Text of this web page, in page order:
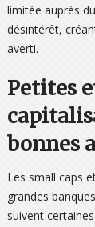
limitée auprès
désintérêt,
averti.
Petites
bonnes
Les small caps
grandes
suivent